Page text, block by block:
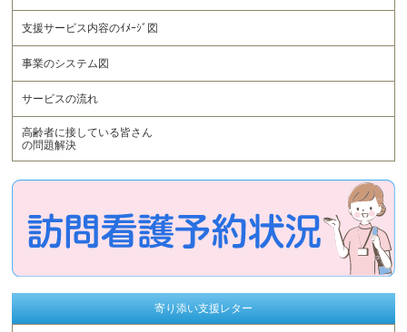
支援サービス内容のｲﾒｰｼﾞ図
事業のシステム図
サービスの流れ
高齢者に接している皆さん
の問題解決
寄り添い支援レター